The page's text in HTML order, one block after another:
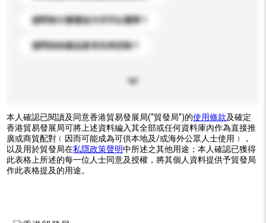
請問有什麼運送方式可以選擇？
請問你的產品是否支持定制？
本人確認已閱讀及同意香港貿易發展局(“貿發局”)的使用條款及確定
香港貿易發展局可將上述資料編入其全部或任何資料庫內作為直接推
廣或商貿配對﹝因而可能成為可供本地及/或海外公眾人士使用﹞，
以及用於貿發局在私隱政策聲明中所述之其他用途；本人確認已獲得
此表格上所述的每一位人士同意及授權，將其個人資料提供予貿發局
作此表格提及的用途。